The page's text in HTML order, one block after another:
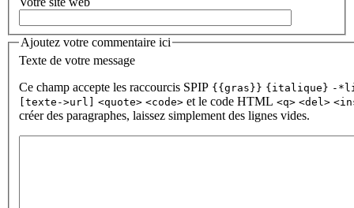
Ajoutez votre commentaire ici
Texte de votre message
Ce champ accepte les raccourcis SPIP {{gras}} {italique} -
[texte->url]
<quote> <code> et le code HTML <q> <del>
créer des paragraphes, laissez simplement des lignes vides.